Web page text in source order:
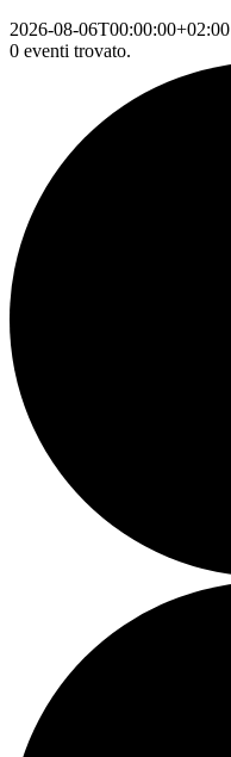
2026-08-06T00:00:00+02:00
0 eventi trovato.